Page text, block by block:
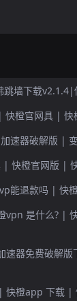
墙下载v2.1.4|
快橙官网具 | 快
速器破解版 |
| 快橙官网版 |
能退款吗 | 快
vpn 是什么? |
速器免费破解
快橙app 下载 |